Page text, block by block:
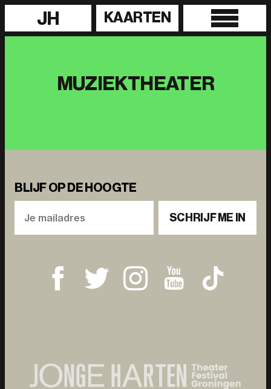
JH KAARTEN
MUZIEKTHEATER
BLIJF OP DE HOOGTE
SCHRIJF ME IN